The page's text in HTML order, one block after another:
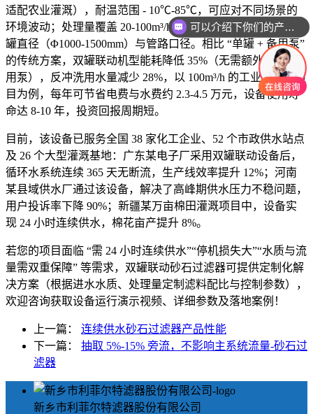
适配农业灌溉），耐温范围 - 10℃-85℃，可应对不同场景的
环境波动；处理量覆盖 20-100m³/h，支持根据项目需求调整滤
罐直径（Φ1000-1500mm）与管路口径。相比 “单罐 + 备用泵”
的传统方案，双罐联动机型能耗降低 35%（无需额外启动备
用泵），反冲洗用水量减少 28%，以 100m³/h 的工业循环水项
目为例，每年可节省电费与水费约 2.3-4.5 万元，设备使用寿
命达 8-10 年，投资回报周期短。
目前，该设备已服务全国 38 家化工企业、52 个市政供水站点
及 26 个大型灌溉基地：广东某电子厂采用双罐联动设备后，
循环水系统连续 365 天无断流，生产线效率提升 12%；河南
某县域供水厂通过该设备，解决了高峰期供水压力不稳问题，
用户投诉率下降 90%；新疆某万亩棉田灌溉项目中，设备实
现 24 小时连续供水，棉花亩产提升 8%。
若您的项目面临 “需 24 小时连续供水”“停机损失大”“水质与流
量需双重保障” 等需求，双罐联动砂石过滤器可提供定制化解
决方案（根据进水水质、处理量定制滤料配比与控制参数），
欢迎咨询获取设备运行演示视频、详细参数及落地案例！
上一篇： 连续供水砂石过滤器产品性能
下一篇： 抽取 5%-15% 旁流，不影响主系统流量-砂石过
滤器
新乡市利菲尔特滤器股份有限公司
你们是怎么收费的呢